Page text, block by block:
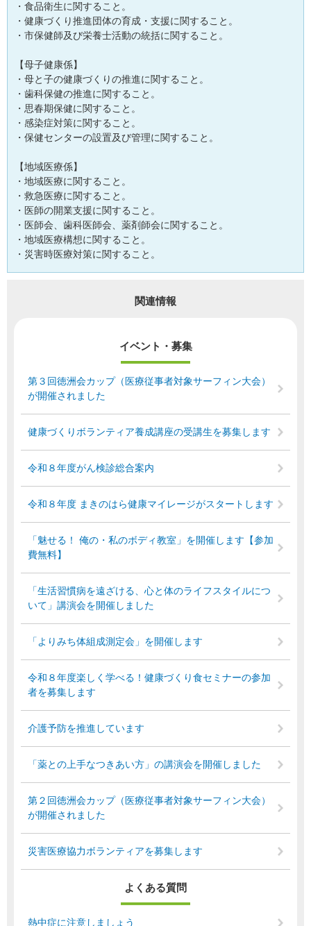
・食品衛生に関すること。
・健康づくり推進団体の育成・支援に関すること。
・市保健師及び栄養士活動の統括に関すること。
【母子健康係】
・母と子の健康づくりの推進に関すること。
・歯科保健の推進に関すること。
・思春期保健に関すること。
・感染症対策に関すること。
・保健センターの設置及び管理に関すること。
【地域医療係】
・地域医療に関すること。
・救急医療に関すること。
・医師の開業支援に関すること。
・医師会、歯科医師会、薬剤師会に関すること。
・地域医療構想に関すること。
・災害時医療対策に関すること。
関連情報
イベント・募集
第３回徳洲会カップ（医療従事者対象サーフィン大会）
が開催されました
健康づくりボランティア養成講座の受講生を募集します
令和８年度がん検診総合案内
令和８年度 まきのはら健康マイレージがスタートします
「魅せる！ 俺の・私のボディ教室」を開催します【参加
費無料】
「生活習慣病を遠ざける、心と体のライフスタイルにつ
いて」講演会を開催しました
「よりみち体組成測定会」を開催します
令和８年度楽しく学べる！健康づくり食セミナーの参加
者を募集します
介護予防を推進しています
「薬との上手なつきあい方」の講演会を開催しました
第２回徳洲会カップ（医療従事者対象サーフィン大会）
が開催されました
災害医療協力ボランティアを募集します
よくある質問
熱中症に注意しましょう